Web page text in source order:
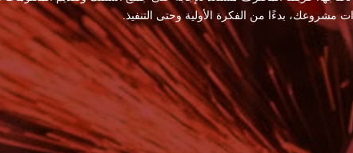
بدءًا من الفكرة الأولية وحتى التنفيذ.